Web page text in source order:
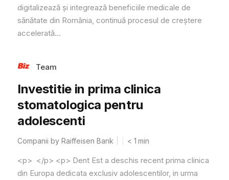
digitalizează și integrează beneficiile medicale de
sănătate din România, continuă procesul de creștere
accelerată...
Team
Investitie in prima clinica
stomatologica pentru
adolescenti
Companii by Raiffeisen Bank < 1 min
<p> </p> <p> Dent Est a deschis recent prima clinica
din Europa dedicata exclusiv adolescentilor, in urma